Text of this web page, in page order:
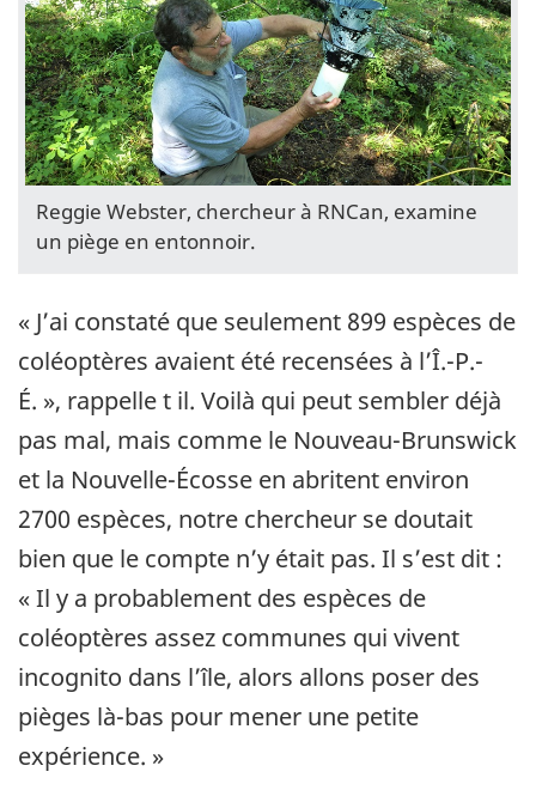
Reggie Webster, chercheur à RNCan, examine
un piège en entonnoir.
« J’ai constaté que seulement 899 espèces de
coléoptères avaient été recensées à l’Î.-P.-
É. », rappelle t il. Voilà qui peut sembler déjà
pas mal, mais comme le Nouveau-Brunswick
et la Nouvelle-Écosse en abritent environ
2700 espèces, notre chercheur se doutait
bien que le compte n’y était pas. Il s’est dit :
« Il y a probablement des espèces de
coléoptères assez communes qui vivent
incognito dans l’île, alors allons poser des
pièges là-bas pour mener une petite
expérience. »